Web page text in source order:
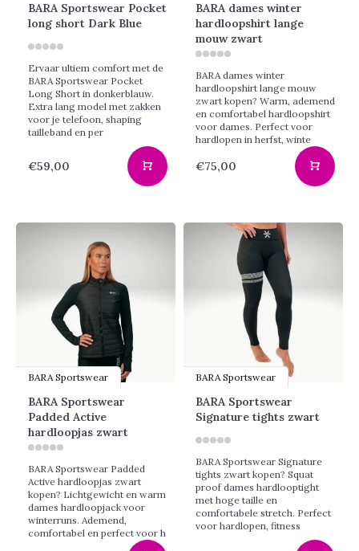
BARA Sportswear Pocket
long short Dark Blue
Ervaar ultiem comfort met de
BARA Sportswear Pocket
Long Short in donkerblauw.
Extra lang model met zakken
voor je telefoon, shaping
tailleband en per
€59,00
BARA dames winter
hardloopshirt lange
mouw zwart
BARA dames winter
hardloopshirt lange mouw
zwart kopen? Warm, ademend
en comfortabel hardloopshirt
voor dames. Perfect voor
hardlopen in herfst, winte
€75,00
BARA Sportswear
BARA Sportswear
Padded Active
hardloopjas zwart
BARA Sportswear Padded
Active hardloopjas zwart
kopen? Lichtgewicht en warm
dames hardloopjack voor
winterruns. Ademend,
comfortabel en perfect voor h
BARA Sportswear
BARA Sportswear
Signature tights zwart
BARA Sportswear Signature
tights zwart kopen? Squat
proof dames hardlooptight
met hoge taille en
comfortabele stretch. Perfect
voor hardlopen, fitness